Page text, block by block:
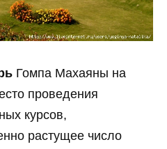
Гомпа Махаяны на
проведения
курсов,
растущее число